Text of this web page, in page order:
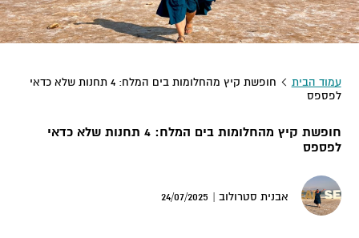
עמוד הבית
חופשת קיץ מהחלומות בים המלח: 4 תחנות שלא כדאי
לפספס
חופשת קיץ מהחלומות בים המלח: 4 תחנות שלא כדאי
לפספס
אבנית סטרולוב | 24/07/2025